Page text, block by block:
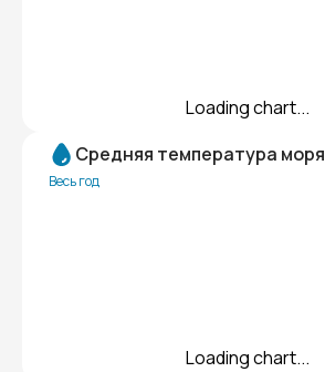
Loading chart...
Средняя температура моря
Весь год
Loading chart...